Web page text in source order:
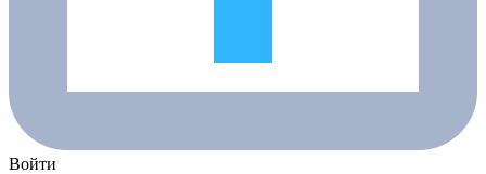
Войти